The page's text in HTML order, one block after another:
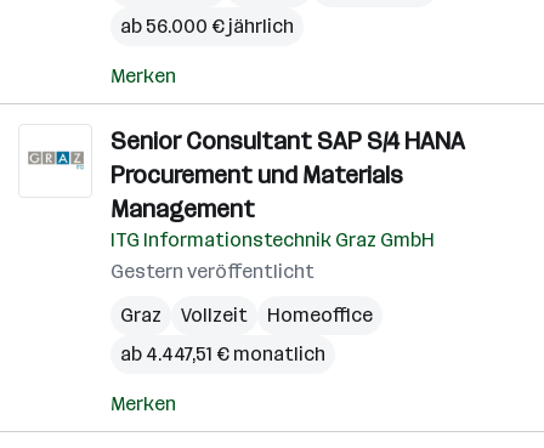
ab 56.000 € jährlich
Merken
Senior Consultant SAP S/4 HANA
Procurement und Materials
Management
ITG Informationstechnik Graz GmbH
Gestern veröffentlicht
Graz
Vollzeit
Homeoffice
ab 4.447,51 € monatlich
Merken